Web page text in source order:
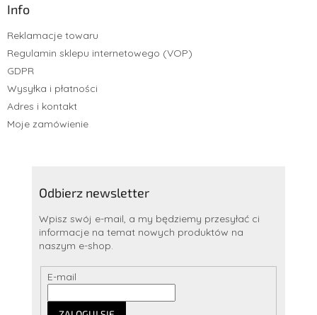
Info
Reklamacje towaru
Regulamin sklepu internetowego (VOP)
GDPR
Wysyłka i płatności
Adres i kontakt
Moje zamówienie
Odbierz newsletter
Wpisz swój e-mail, a my będziemy przesyłać ci
informacje na temat nowych produktów na
naszym e-shop.
E-mail